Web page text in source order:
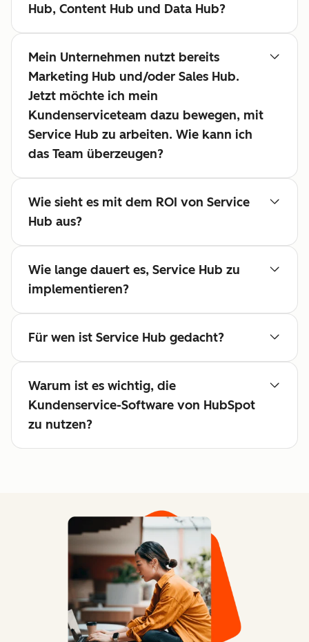
Hub, Content Hub und Data Hub?
Mein Unternehmen nutzt bereits
Marketing Hub und/oder Sales Hub.
Jetzt möchte ich mein
Kundenserviceteam dazu bewegen, mit
Service Hub zu arbeiten. Wie kann ich
das Team überzeugen?
Wie sieht es mit dem ROI von Service
Hub aus?
Wie lange dauert es, Service Hub zu
implementieren?
Für wen ist Service Hub gedacht?
Warum ist es wichtig, die
Kundenservice-Software von HubSpot
zu nutzen?